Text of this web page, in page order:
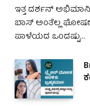
ಇತ್ತ ದರ್ಶನ್
ಬಾಸ್ ಅಂತೆಲ್ಲ ಘೋಷಣೆ
ಪಾಳೆಯದ ಒಂದಷ್ಟು…